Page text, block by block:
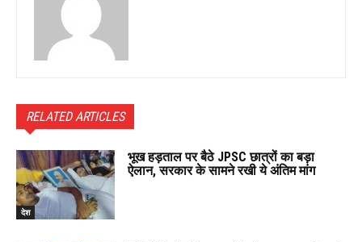
RELATED ARTICLES
देश
भूख हड़ताल पर बैठे JPSC छात्रों का बड़ा
ऐलान, सरकार के सामने रखी ये अंतिम मांग